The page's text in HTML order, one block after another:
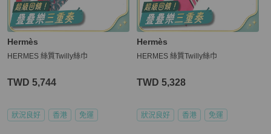
Hermès
HERMES 絲質Twilly絲巾
TWD 5,744
狀況良好 香港 免運
Hermès
HERMES 絲質Twilly絲巾
TWD 5,328
狀況良好 香港 免運